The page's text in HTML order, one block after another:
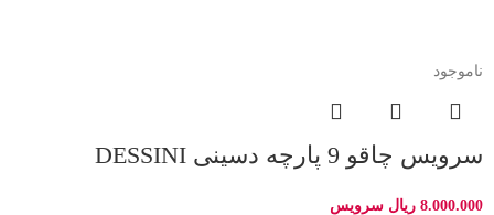
ناموجود
سرویس چاقو 9 پارچه دسینی DESSINI
8.000.000 ریال سرویس